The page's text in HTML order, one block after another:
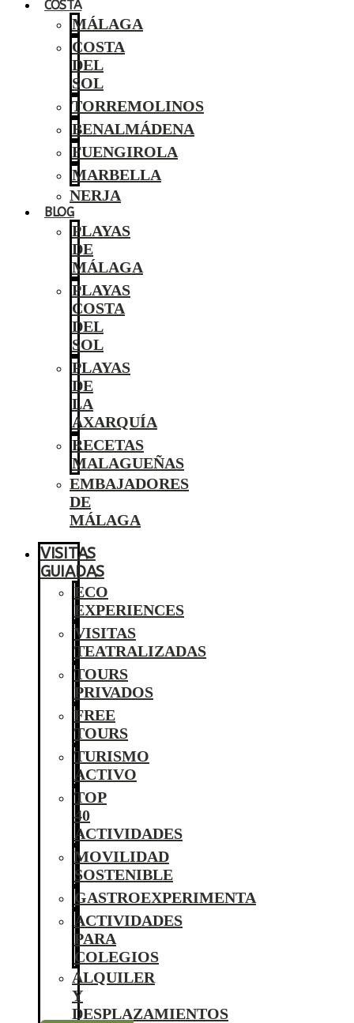
COSTA
MÁLAGA
COSTA
DEL
SOL
TORREMOLINOS
BENALMÁDENA
FUENGIROLA
MARBELLA
NERJA
BLOG
PLAYAS
DE
MÁLAGA
PLAYAS
COSTA
DEL
SOL
PLAYAS
DE
LA
AXARQUÍA
RECETAS
MALAGUEÑAS
EMBAJADORES
DE
MÁLAGA
VISITAS
GUIADAS
ECO
EXPERIENCES
VISITAS
TEATRALIZADAS
TOURS
PRIVADOS
FREE
TOURS
TURISMO
ACTIVO
TOP
40
ACTIVIDADES
MOVILIDAD
SOSTENIBLE
GASTROEXPERIMENTA
ACTIVIDADES
PARA
COLEGIOS
ALQUILER
Y
DESPLAZAMIENTOS